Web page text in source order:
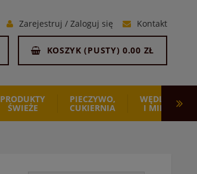
Zarejestruj / Zaloguj się Kontakt
KOSZYK (PUSTY)0.00 ZŁ
PRODUKTY
ŚWIEŻE
PIECZYWO,
CUKIERNIA
WĘDLINY
I MIĘSO